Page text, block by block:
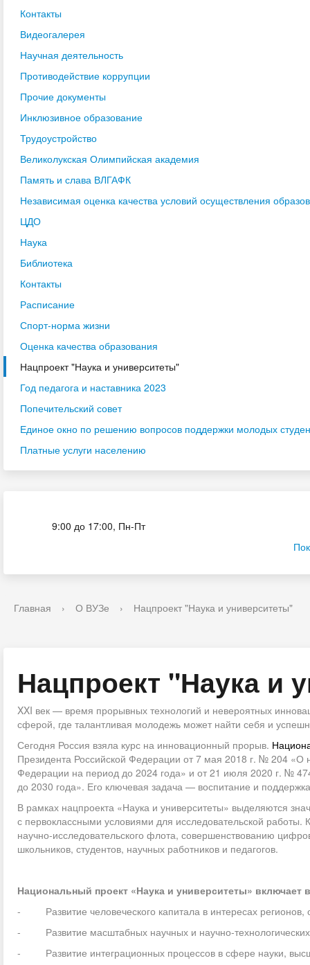
Контакты
Видеогалерея
Научная деятельность
Противодействие коррупции
Прочие документы
Инклюзивное образование
Трудоустройство
Великолукская Олимпийская академия
Память и слава ВЛГАФК
Независимая оценка качества условий осуществления
ЦДО
Наука
Библиотека
Контакты
Расписание
Спорт-норма жизни
Оценка качества образования
Нацпроект "Наука и университеты"
Год педагога и наставника 2023
Попечительский совет
Единое окно по решению вопросов поддержки молодых
Платные услуги населению
9:00 до 17:00, Пн-Пт
Главная › О ВУЗе › Нацпроект "Наука и университеты"
Нацпроект "Наука и
XXI век — время прорывных технологий и невероятных
сферой, где талантливая молодежь может найти себя и
Сегодня Россия взяла курс на инновационный прорыв.
Президента Российской Федерации от 7 мая 2018 г. № 204 «О
Федерации на период до 2024 года» и от 21 июля 2020 г. №
до 2030 года». Его ключевая задача — воспитание и
В рамках нацпроекта «Наука и университеты» выделяются
с первоклассными условиями для исследовательской работы.
научно-исследовательского флота, совершенствованию
школьников, студентов, научных работников и педагогов.
Национальный проект «Наука и университеты» включает
- Развитие человеческого капитала в интересах регионов,
- Развитие масштабных научных и научно-технологических
- Развитие интеграционных процессов в сфере науки,